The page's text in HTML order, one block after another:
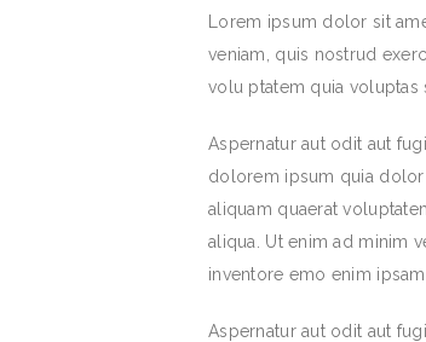
Lorem ipsum dolor sit
veniam, quis nostrud
volu ptatem quia voluptas
Aspernatur aut odit aut
dolorem ipsum quia
aliquam quaerat
aliqua. Ut enim ad minim
inventore emo enim
Aspernatur aut odit aut